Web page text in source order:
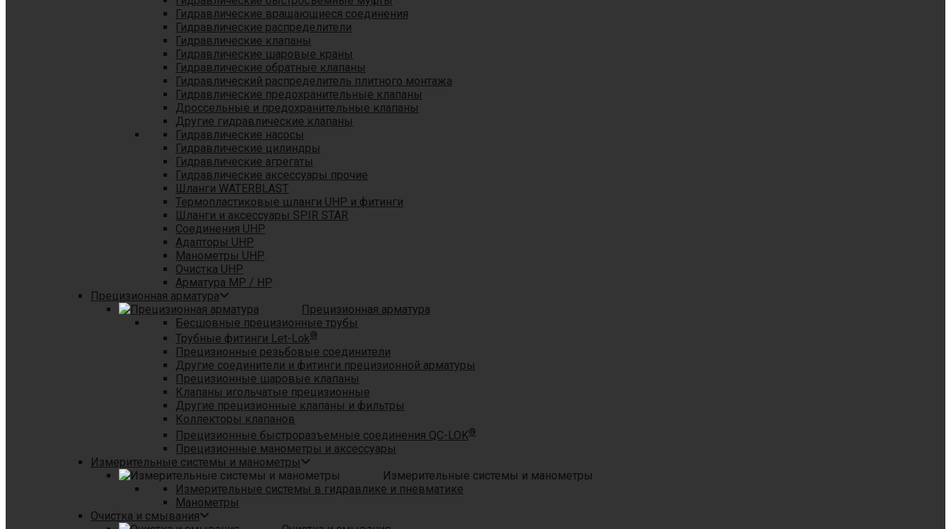
Гидравлические вращающиеся соединения
Гидравлические распределители
Гидравлические клапаны
Гидравлические шаровые краны
Гидравлические обратные клапаны
Гидравлический распределитель плитного монтажа
Гидравлические предохранительные клапаны
Дроссельные и предохранительные клапаны
Другие гидравлические клапаны
Гидравлические насосы
Гидравлические цилиндры
Гидравлические агрегаты
Гидравлические аксессуары прочие
Шланги WATERBLAST
Термопластиковые шланги UHP и фитинги
Шланги и аксессуары SPIR STAR
Соединения UHP
Адапторы UHP
Манометры UHP
Очистка UHP
Арматура MP / HP
Прецизионная арматура
Прецизионная арматура
Бесшовные прецизионные трубы
Трубные фитинги Let-Lok®
Прецизионные резьбовые соединители
Другие соединители и фитинги прецизионной арматуры
Прецизионные шаровые клапаны
Клапаны игольчатые прецизионные
Другие прецизионные клапаны и фильтры
Коллекторы клапанов
Прецизионные быстроразъемные соединения QC-LOK®
Прецизионные манометры и аксессуары
Измерительные системы и манометры
Измерительные системы и манометры
Измерительные системы в гидравлике и пневматике
Манометры
Очистка и смывания